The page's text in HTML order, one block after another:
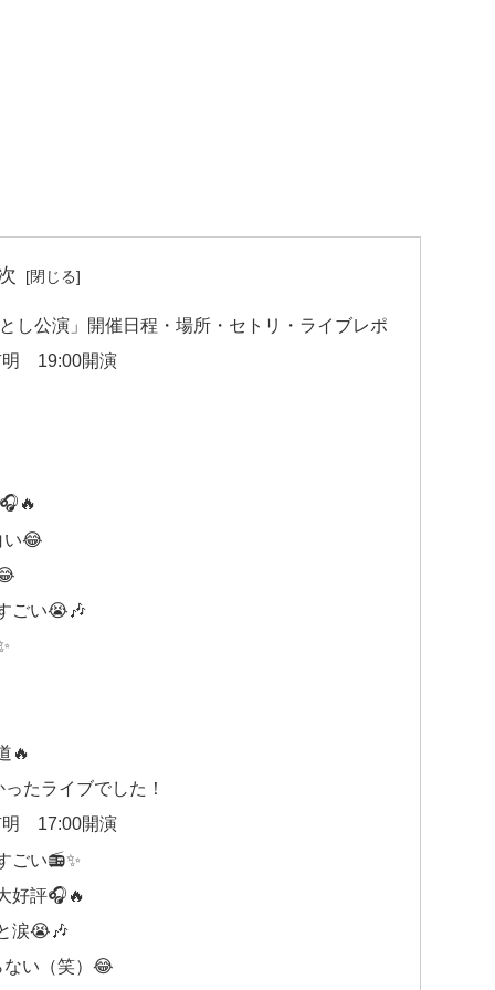
し公演」開催日程・場所・セトリ・ライブレポ
明 19:00開演
い😂
ごい😭🎶
🔥
たライブでした！
明 17:00開演
ごい📻✨
好評🎧🔥
涙😭🎶
ない（笑）😂